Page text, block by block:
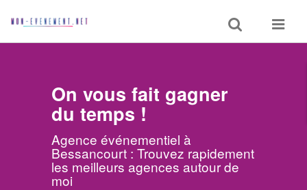
Toggle
search
Toggle
On vous fait gagner
du temps !
Agence événementiel à
Bessancourt : Trouvez rapidement
les meilleurs agences autour de
moi